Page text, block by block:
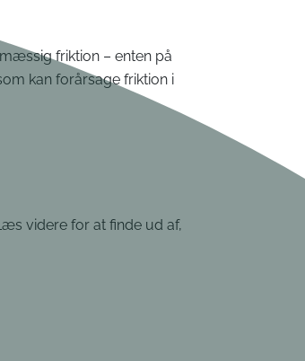
friktion – enten på
kan forårsage friktion i
videre for at finde ud af,